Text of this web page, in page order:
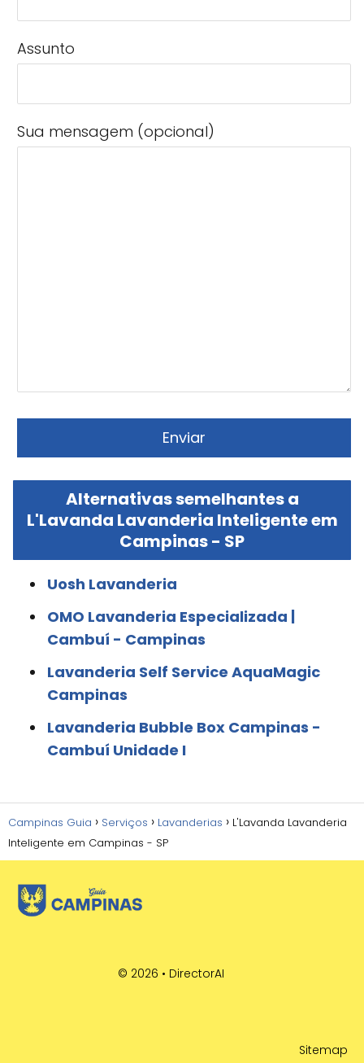
Assunto
Sua mensagem (opcional)
Alternativas semelhantes a
L'Lavanda Lavanderia Inteligente em
Campinas - SP
Uosh Lavanderia
OMO Lavanderia Especializada |
Cambuí - Campinas
Lavanderia Self Service AquaMagic
Campinas
Lavanderia Bubble Box Campinas -
Cambuí Unidade I
Campinas Guia Serviços Lavanderias
L'Lavanda Lavanderia
Inteligente em Campinas - SP
© 2026 • DirectorAI
Sitemap